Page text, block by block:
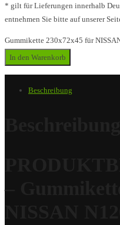
* gilt für Lieferungen innerhalb
entnehmen Sie bitte auf unserer
Gummikette 230x72x45 für
In den Warenkorb
Beschreibung